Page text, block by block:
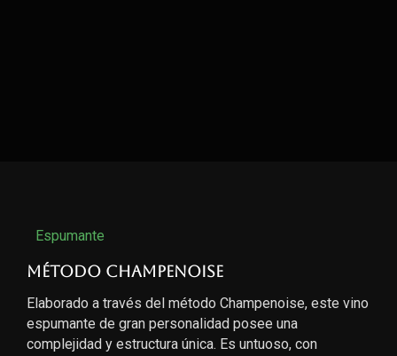
Espumante
Método Champenoise
Elaborado a través del método Champenoise, este vino
espumante de gran personalidad posee una
complejidad y estructura única. Es untuoso, con